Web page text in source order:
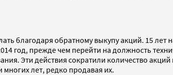
благодаря обратному выкупу акций. 15
год, прежде чем перейти на должность
Эти действия сократили количество
лет, редко продавая их.